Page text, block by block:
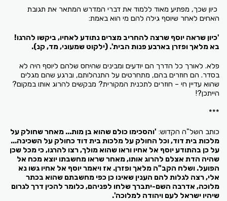
כיון שכך, מפתיע מאוד ללמוד את דברי המדרש המתאר את תגובת
האחים לאחר שיוסף גילה להם מי הוא באמת:
'כיון שראה יוסף שרצה להחריב מצרים נתודע לאחיו, ביקשו להרגו!
בא מלאך ופזרן בארבע פנות הבית'. (ילקוט שמעוני, מד, קנ).
פלא. לאורך כל הדרך הם יודעים ומבינים שהיחס שלהם ליוסף היה לא
בסדר. הם חוזרים בהם, מתחרטים על התנהלותם, וברגע שהם מגלים
שהוא עדיין חי – חוזרים לתכנית המקורית? מבקשים להרוג אותו במקום?
הייתכן?!
***
כותב השל"ה הקדוש: 'והסכימו כולם שהוא בן מות... מאחר שחולק על
מלכות בית דוד, וכל החולק על מלכות בית דוד כחולק על השכינה...
על כן בהתודע יוסף אל אחיו וראו שהוא מולך, רצו להרגו, כי מכל שכן
שהיה הדת אצלם להרוג אותו, מאחר שראו מחשבתו יוצא מכח אל
הפועל. ושלח הקב"ה מלאך ופזרן. אז ויאמר יוסף אל אחיו גשו נא
אלי, רצה לגלות להם הענין שאינו כן כפי מחשבתם שהוא בכתר
מלוכה, אדרבה השם-יתברך שלחו לפניהם, כלומר להכין דרך לגרום
שיהיו ישראל לעם ויהודה למלוכה'.